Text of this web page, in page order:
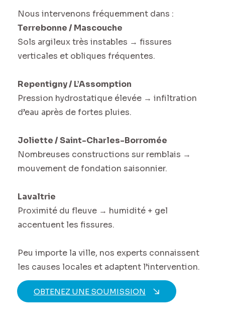
Nous intervenons fréquemment dans :
Terrebonne / Mascouche
Sols argileux très instables → fissures
verticales et obliques fréquentes.
Repentigny / L’Assomption
Pression hydrostatique élevée → infiltration
d’eau après de fortes pluies.
Joliette / Saint-Charles-Borromée
Nombreuses constructions sur remblais →
mouvement de fondation saisonnier.
Lavaltrie
Proximité du fleuve → humidité + gel
accentuent les fissures.
Peu importe la ville, nos experts connaissent
les causes locales et adaptent l’intervention.
OBTENEZ UNE SOUMISSION